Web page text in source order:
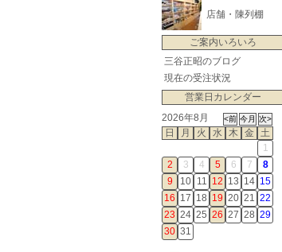
店舗・陳列棚
ご案内いろいろ
三谷正昭のブログ
現在の受注状況
営業日カレンダー
2026年8月
日
月 火 水 木 金
土
1
2
3 4 5 6 7
8
9
10 11 12 13 14 15
16 17 18 19 20 21 22
23 24 25 26 27 28 29
30 31